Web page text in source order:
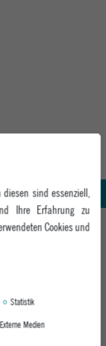
sind essenziell,
Ihre Erfahrung zu
Cookies und
Statistik
Externe Medien